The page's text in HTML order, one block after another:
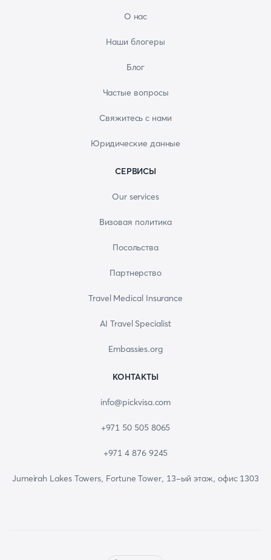
О нас
Наши блогеры
Блог
Частые вопросы
Свяжитесь с нами
Юридические данные
СЕРВИСЫ
Our services
Визовая политика
Посольства
Партнерство
Travel Medical Insurance
AI Travel Specialist
Embassies.org
КОНТАКТЫ
info@pickvisa.com
+971 50 505 8065
+971 4 876 9245
Jumeirah Lakes Towers, Fortune Tower, 13-ый этаж, офис 1303